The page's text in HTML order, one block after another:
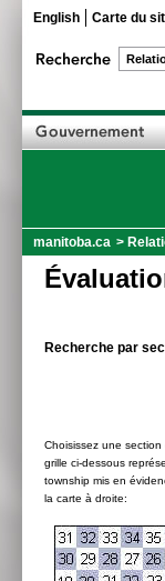
English Carte du
manitoba.ca >
Recherche par
Choisissez une section
grille ci-dessous
township mis en
la carte à droite: